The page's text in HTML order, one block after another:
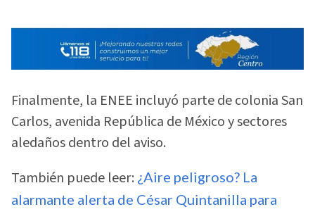
Finalmente, la ENEE incluyó parte de colonia San
Carlos, avenida República de México y sectores
aledaños dentro del aviso.
También puede leer: ¿Aire peligroso? La
alarmante alerta de César Quintanilla para